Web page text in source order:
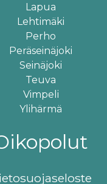
Lapua
Lehtimäki
Perho
Peräseinäjoki
Seinäjoki
Teuva
Vimpeli
Ylihärmä
käyttää evästeitä
käytetään
ja osa liittyy